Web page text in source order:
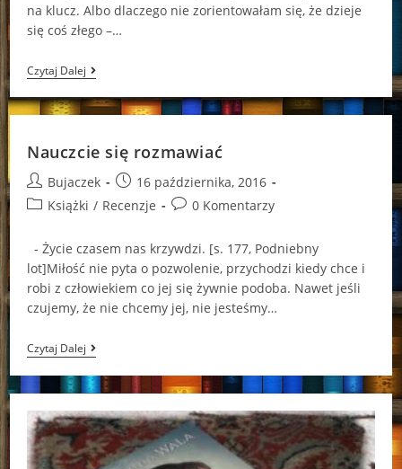
na klucz. Albo dlaczego nie zorientowałam się, że dzieje
się coś złego –…
Czytaj Dalej[Patronat]
Co
Mnie
Zmieniło
Zawsze
Amber
Smith
Nauczcie się rozmawiać
Post
author:
Bujaczek
Post
published:
16 października, 2016
PostKsiążki / Recenzje
Post0 Komentarzy
- Życie czasem nas krzywdzi. [s. 177, Podniebny
lot]Miłość nie pyta o pozwolenie, przychodzi kiedy chce i
robi z człowiekiem co jej się żywnie podoba. Nawet jeśli
czujemy, że nie chcemy jej, nie jesteśmy…
Czytaj DalejNauczcie
Się
Rozmawiać